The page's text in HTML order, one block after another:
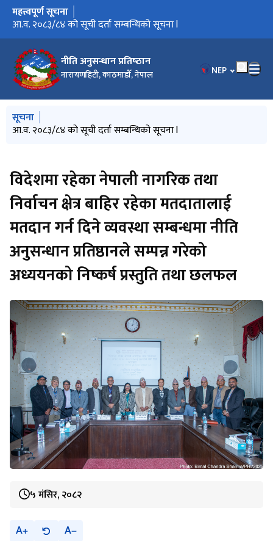
नीति अनुसन्धान प्रतिष्‍ठान
नारायणहिटी, काठमाडौँ, नेपाल भाषा चयन गर्नुहोस्
NEP
मुख्य नेभिगेसनमा जानुहोस्
महत्त्वपूर्ण सूचना
आ.व. २०८३/८४ को सूची दर्ता सम्बन्धिको सूचना l
मुख्य नेभिगेसनमा जानुहोस्
सूचना
आ.व. २०८३/८४ को सूची दर्ता सम्बन्धिको सूचना l
विदेशमा रहेका नेपाली नागरिक तथा
निर्वाचन क्षेत्र बाहिर रहेका मतदातालाई
मतदान गर्न दिने व्यवस्था सम्बन्धमा नीति
अनुसन्धान प्रतिष्ठानले सम्पन्न गरेको
अध्ययनको निष्कर्ष प्रस्तुति तथा छलफल
५ मंसिर, २०८२
A A